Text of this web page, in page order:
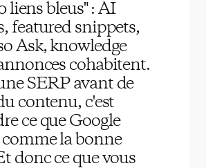
liens bleus" : AI
featured snippets,
Ask, knowledge
cohabitent.
SERP avant de
contenu, c'est
ce que Google
la bonne
donc ce que vous